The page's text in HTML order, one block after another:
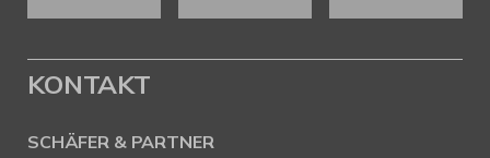
KONTAKT
SCHÄFER & PARTNER